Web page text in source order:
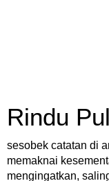
Rindu
sesobek catatan di
memaknai
mengingatkan,